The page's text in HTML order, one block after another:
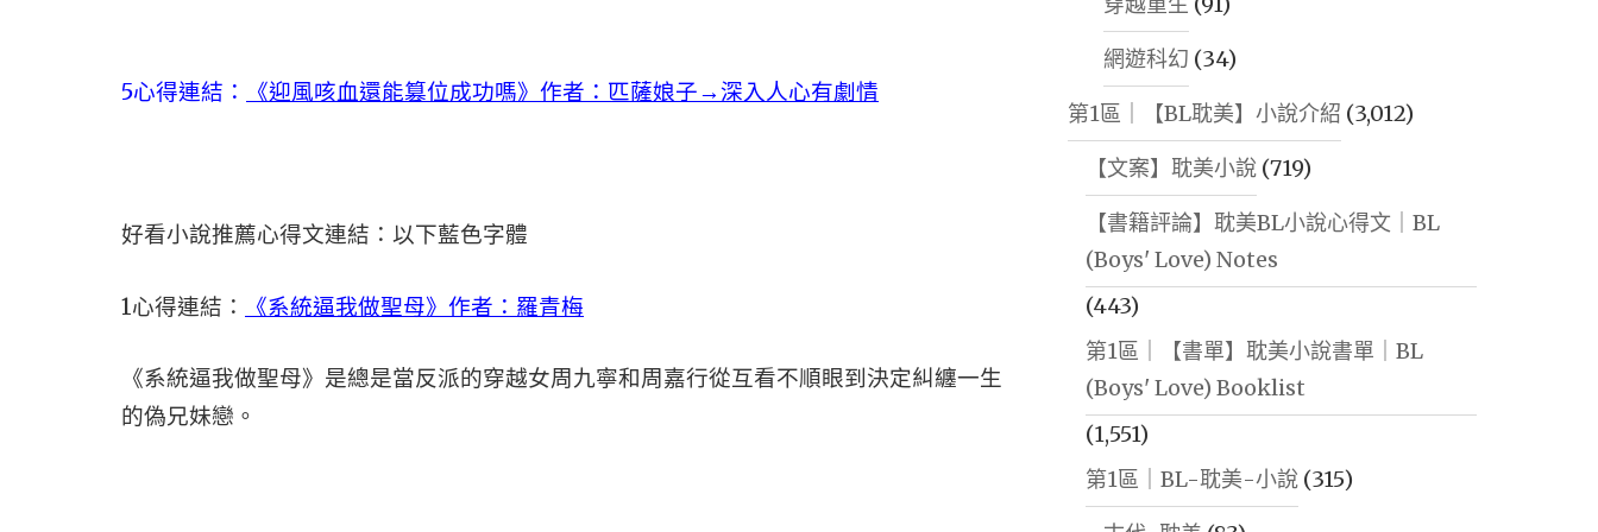
5心得連結： 《迎風咳血還能篡位成功嗎》作者：匹薩娘子→深入人心有劇情
好看小說推薦心得文連結：以下藍色字體
1心得連結： 《系統逼我做聖母》作者：羅青梅
《系統逼我做聖母》是總是當反派的穿越女周九寧和周嘉行從互看不順眼到決定糾纏一生
的偽兄妹戀。
網遊科幻 (34)
第1區｜【BL耽美】小說介紹 (3,012)
【文案】耽美小說(719)
【書籍評論】耽美BL小說心得文｜BL
(Boys' Love) Notes
(443)
第1區｜【書單】耽美小說書單｜BL
(Boys' Love) Booklist
(1,551)
第1區｜BL-耽美-小說(315)